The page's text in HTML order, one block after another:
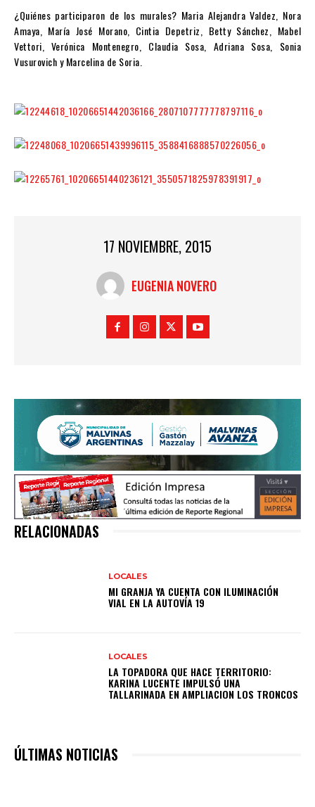
¿Quiénes participaron de los murales? Maria Alejandra Valdez, Nora
Amaya, María José Morano, Cintia Depetriz, Betty Sánchez, Mabel
Vettori, Verónica Montenegro, Claudia Sosa, Adriana Sosa, Sonia
Vusurovich y Marcelina de Soria.
17 NOVIEMBRE, 2015
EUGENIA NOVERO
RELACIONADAS
LOCALES
MI GRANJA YA CUENTA CON ILUMINACIÓN
VIAL EN LA AUTOVÍA 19
LOCALES
LA TOPADORA QUE HACE TERRITORIO:
KARINA LUCENTE IMPULSÓ UNA
TALLARINADA EN AMPLIACION LOS TRONCOS
ÚLTIMAS NOTICIAS